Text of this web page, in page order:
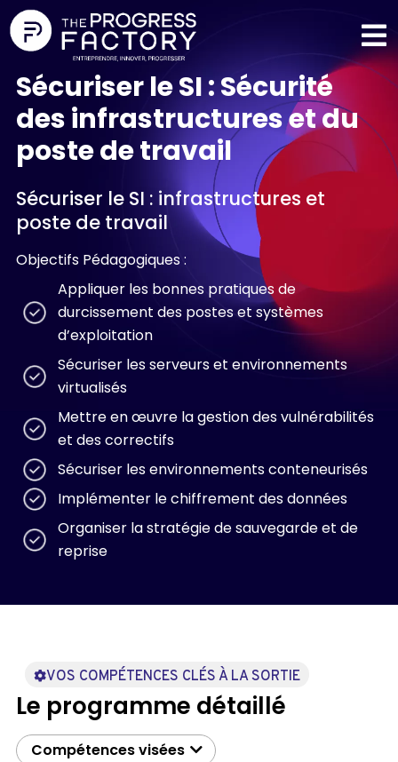
Sécuriser le SI : Sécurité
des infrastructures et du
poste de travail
Sécuriser le SI : infrastructures et
poste de travail
Objectifs Pédagogiques :
Appliquer les bonnes pratiques de
durcissement des postes et systèmes
d’exploitation
Sécuriser les serveurs et environnements
virtualisés
Mettre en œuvre la gestion des vulnérabilités
et des correctifs
Sécuriser les environnements conteneurisés
Implémenter le chiffrement des données
Organiser la stratégie de sauvegarde et de
reprise
VOS COMPÉTENCES CLÉS À LA SORTIE
Le programme détaillé
Compétences visées